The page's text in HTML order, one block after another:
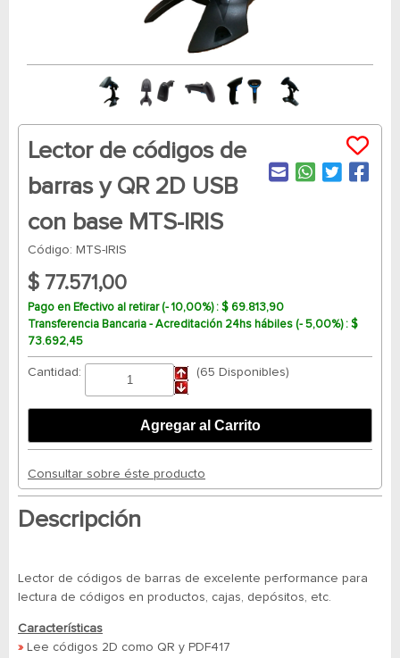
Lector de códigos de
barras y QR 2D USB
con base MTS-IRIS
Código: MTS-IRIS
$ 77.571,00
Pago en Efectivo al retirar (- 10,00%) : $ 69.813,90
Transferencia Bancaria - Acreditación 24hs hábiles (- 5,00%) : $
73.692,45
Cantidad: (65 Disponibles)
Consultar sobre éste producto
Descripción
Lector de códigos de barras de excelente performance para
lectura de códigos en productos, cajas, depósitos, etc.
Características
»Lee códigos 2D como QR y PDF417